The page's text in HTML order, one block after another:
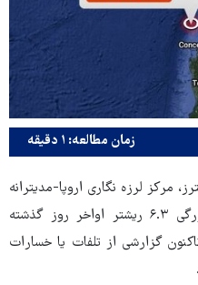
زمان مطالعه: ۱ دقیقه
مرکز لرزه نگاری اروپا-مدیترانه
اعلام کرد که این زمین لرزه به بزرگی ۶.۳ ریشتر اواخر روز گذشته
گزارشی از تلفات یا خسارات